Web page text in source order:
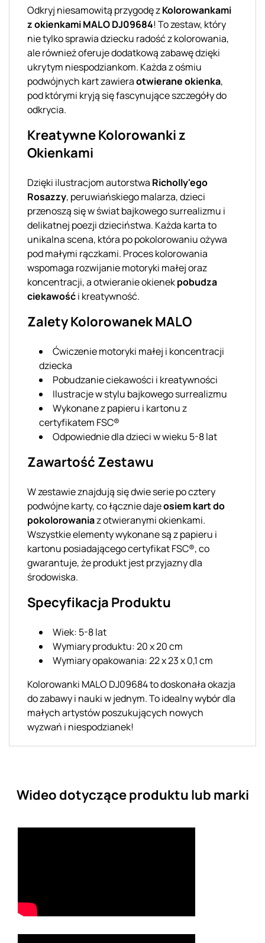
Odkryj niesamowitą przygodę zKolorowankami
z okienkami MALO DJ09684! To zestaw, który
nie tylko sprawia dziecku radość z kolorowania,
ale również oferuje dodatkową zabawę dzięki
ukrytym niespodziankom. Każda z ośmiu
podwójnych kart zawieraotwierane okienka,
pod którymi kryją się fascynujące szczegóły do
odkrycia.
Kreatywne Kolorowanki z
Okienkami
Dzięki ilustracjom autorstwa Richolly'ego
Rosazzy, peruwiańskiego malarza, dzieci
przenoszą się w świat bajkowego surrealizmu i
delikatnej poezji dzieciństwa. Każda karta to
unikalna scena, która po pokolorowaniu ożywa
pod małymi rączkami. Proces kolorowania
wspomaga rozwijanie motoryki małej oraz
koncentracji, a otwieranie okienekpobudza
ciekawośći kreatywność.
Zalety Kolorowanek MALO
Ćwiczenie motoryki małej i koncentracji
dziecka
Pobudzanie ciekawości i kreatywności
Ilustracje w stylu bajkowego surrealizmu
Wykonane z papieru i kartonu z
certyfikatem FSC®
Odpowiednie dla dzieci w wieku 5-8 lat
Zawartość Zestawu
W zestawie znajdują się dwie serie po cztery
podwójne karty, co łącznie dajeosiem kart do
pokolorowaniaz otwieranymi okienkami.
Wszystkie elementy wykonane są z papieru i
kartonu posiadającego certyfikat FSC®, co
gwarantuje, że produkt jest przyjazny dla
środowiska.
Specyfikacja Produktu
Wiek: 5-8 lat
Wymiary produktu: 20 x 20 cm
Wymiary opakowania: 22 x 23 x 0,1 cm
Kolorowanki MALO DJ09684 to doskonała okazja
do zabawy i nauki w jednym. To idealny wybór dla
małych artystów poszukujących nowych
wyzwań i niespodzianek!
Wideo dotyczące produktu lub marki